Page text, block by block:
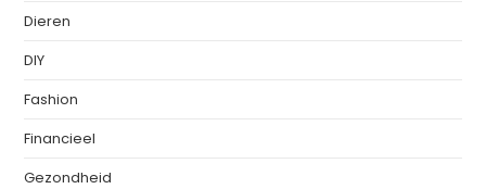
Dieren
DIY
Fashion
Financieel
Gezondheid